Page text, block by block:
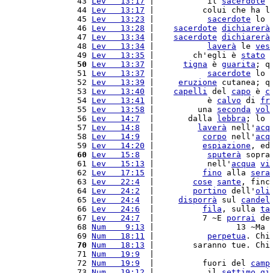
44 Lev   13:17 |          colui che ha
45 Lev   13:23 sacerdote lo
46 Lev   13:28 sacerdote dichiarerà
47 Lev   13:34 sacerdote dichiarerà
48 Lev   13:34 laverà le
49 Lev   13:35 |        ch'egli è stato
50
Lev   13:37 tigna è guarita ;
51 Lev   13:37 sacerdote lo
52 Lev   13:39 eruzione cutanea;
53 Lev   13:40 capelli del capo è
54 Lev   13:41 |           è calvo di
55 Lev   13:58 |         una seconda
56 Lev   14:7
  |       dalla
lebbra ; lo
57 Lev   14:8 laverà nell'
58 Lev   14:9 corpo nell'
59 Lev   14:20 espiazione ,
60
Lev   15:8 sputerà
61 Lev   15:13 |           nell' acqua
62 Lev   17:15 fino alla sera
63 Lev   22:4 cose sante ,
64 Lev   24:2 portino dell'
65 Lev   24:4 disporrà sul
66 Lev   24:6 fila , sulla
67 Lev   24:7
  |          7 ~E
porrai
68 Num    9:13 |                 13 ~Ma
69 Num   18:11 perpetua .
70 Num   18:13 |        saranno tue.
71 Num   19:9
72 Num   19:9
  |          fuori del